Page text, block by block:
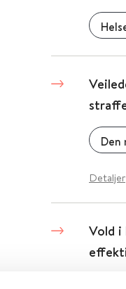
Den
Detaljer
Vold i